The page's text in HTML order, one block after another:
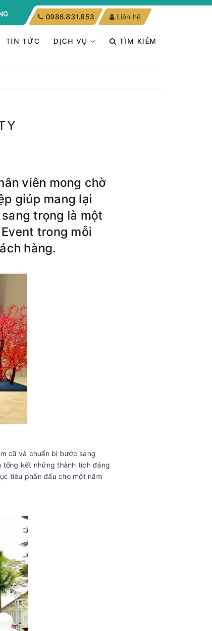
0986.831.853 Liên hệ
TIN TỨC DỊCH VỤ TÌM KIẾM
viên mong chờ
giúp mang lại
trọng là một
trong mỗi
hàng.
cũ và chuẩn bị bước sang
tổng kết những thành tích đáng
tiêu phấn đấu cho một năm